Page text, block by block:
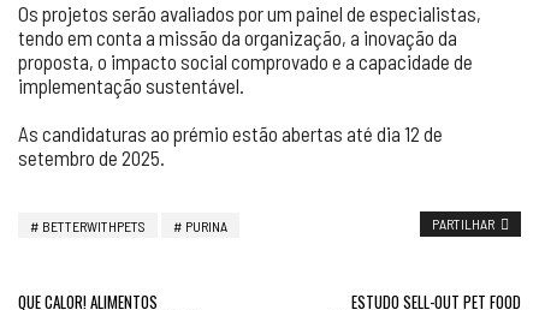
Os projetos serão avaliados por um painel de especialistas,
tendo em conta a missão da organização, a inovação da
proposta, o impacto social comprovado e a capacidade de
implementação sustentável.
As candidaturas ao prémio estão abertas até dia 12 de
setembro de 2025.
BETTERWITHPETS PURINA PARTILHAR
QUE CALOR! ALIMENTOS
ESTUDO SELL-OUT PET FOOD